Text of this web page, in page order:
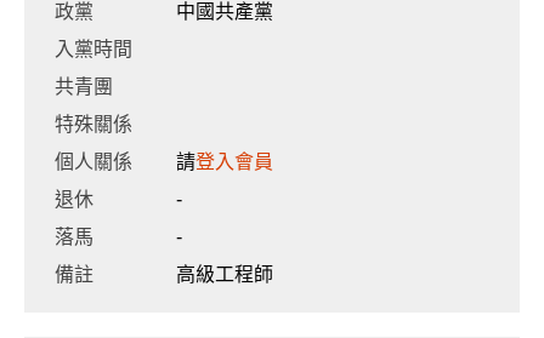
政黨
中國共產黨
入黨時間
共青團
特殊關係
個人關係
請登入會員
退休
-
落馬
-
備註
高級工程師